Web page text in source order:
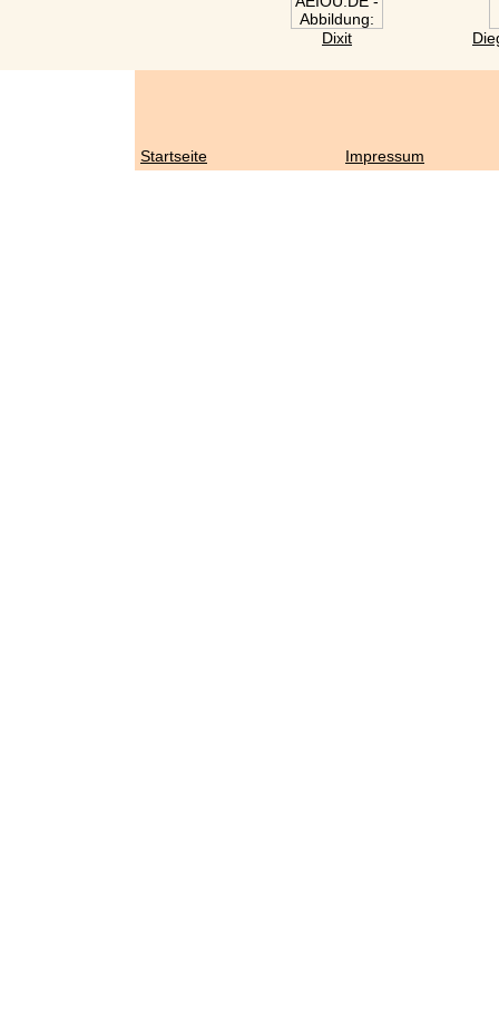
Dixit
Startseite Impressum